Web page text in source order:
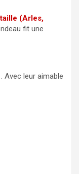
(Arles,
fit une
Avec leur aimable